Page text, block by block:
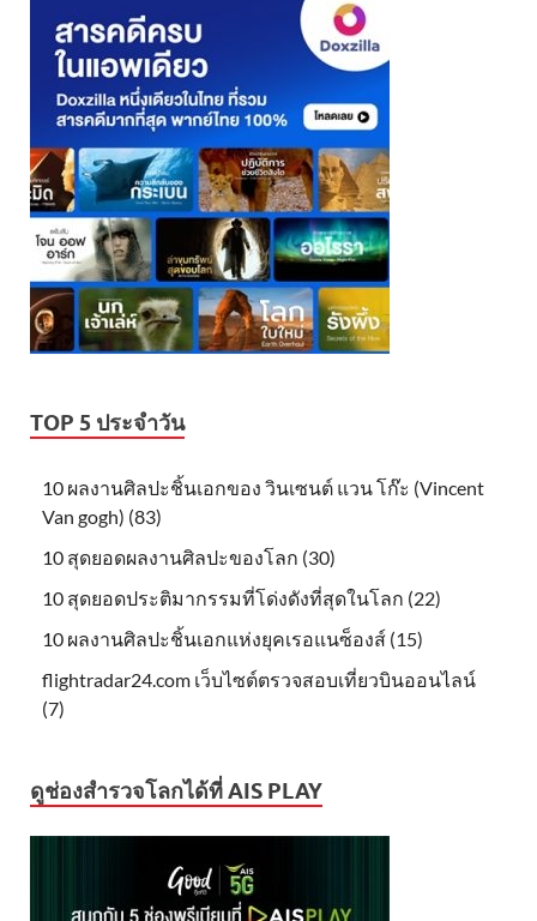
TOP 5 ประจำวัน
10 ผลงานศิลปะชิ้นเอกของ วินเซนต์ แวน โก๊ะ (Vincent
Van gogh) (83)
10 สุดยอดผลงานศิลปะของโลก (30)
10 สุดยอดประติมากรรมที่โด่งดังที่สุดในโลก (22)
10 ผลงานศิลปะชิ้นเอกแห่งยุคเรอแนซ็องส์ (15)
flightradar24.com เว็บไซต์ตรวจสอบเที่ยวบินออนไลน์
(7)
ดูช่องสำรวจโลกได้ที่ AIS PLAY